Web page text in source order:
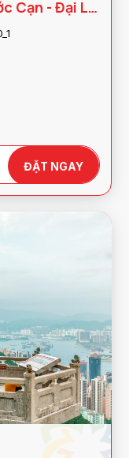
Cạn - Đại Lộ
ĐẶT NGAY